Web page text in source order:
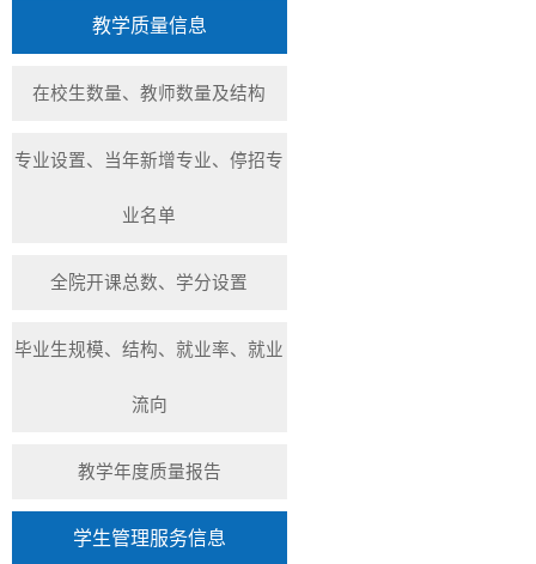
教学质量信息
在校生数量、教师数量及结构
专业设置、当年新增专业、停招专
业名单
全院开课总数、学分设置
毕业生规模、结构、就业率、就业
流向
教学年度质量报告
学生管理服务信息